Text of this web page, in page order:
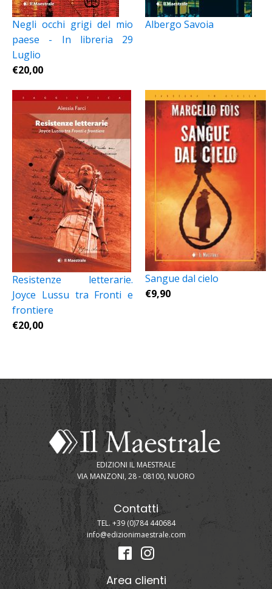
Negli occhi grigi del mio
paese - In libreria 29
Luglio
€20,00
Albergo Savoia
Resistenze letterarie.
Joyce Lussu tra Fronti e
frontiere
€20,00
Sangue dal cielo
€9,90
EDIZIONI IL MAESTRALE
VIA MANZONI, 28 - 08100, NUORO
Contatti
TEL. +39 (0)784 440684
info@edizionimaestrale.com
Area clienti